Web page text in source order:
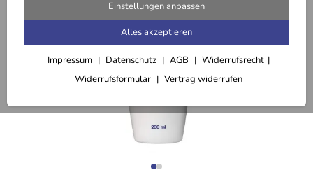
Einstellungen anpassen
Alles akzeptieren
Impressum Datenschutz AGB
Widerrufsrecht
Widerrufsformular
Vertrag widerrufen